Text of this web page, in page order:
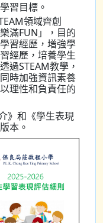
習目標。
領域齊創
滿FUN」，目的
習經歷，增強學
經歷，培養學生
過STEAM教學，
時加強資訊素養
理性和負責任的
》和《學生表現
本。